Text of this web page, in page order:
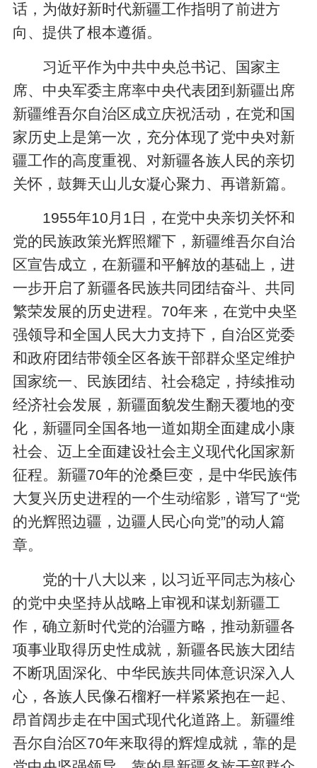
话，为做好新时代新疆工作指明了前进方
向、提供了根本遵循。
习近平作为中共中央总书记、国家主
席、中央军委主席率中央代表团到新疆出席
新疆维吾尔自治区成立庆祝活动，在党和国
家历史上是第一次，充分体现了党中央对新
疆工作的高度重视、对新疆各族人民的亲切
关怀，鼓舞天山儿女凝心聚力、再谱新篇。
1955年10月1日，在党中央亲切关怀和
党的民族政策光辉照耀下，新疆维吾尔自治
区宣告成立，在新疆和平解放的基础上，进
一步开启了新疆各民族共同团结奋斗、共同
繁荣发展的历史进程。70年来，在党中央坚
强领导和全国人民大力支持下，自治区党委
和政府团结带领全区各族干部群众坚定维护
国家统一、民族团结、社会稳定，持续推动
经济社会发展，新疆面貌发生翻天覆地的变
化，新疆同全国各地一道如期全面建成小康
社会、迈上全面建设社会主义现代化国家新
征程。新疆70年的沧桑巨变，是中华民族伟
大复兴历史进程的一个生动缩影，谱写了“党
的光辉照边疆，边疆人民心向党”的动人篇
章。
党的十八大以来，以习近平同志为核心
的党中央坚持从战略上审视和谋划新疆工
作，确立新时代党的治疆方略，推动新疆各
项事业取得历史性成就，新疆各民族大团结
不断巩固深化、中华民族共同体意识深入人
心，各族人民像石榴籽一样紧紧抱在一起、
昂首阔步走在中国式现代化道路上。新疆维
吾尔自治区70年来取得的辉煌成就，靠的是